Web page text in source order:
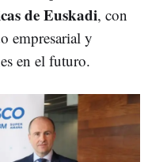
de Euskadi, con
empresarial y
en el futuro.